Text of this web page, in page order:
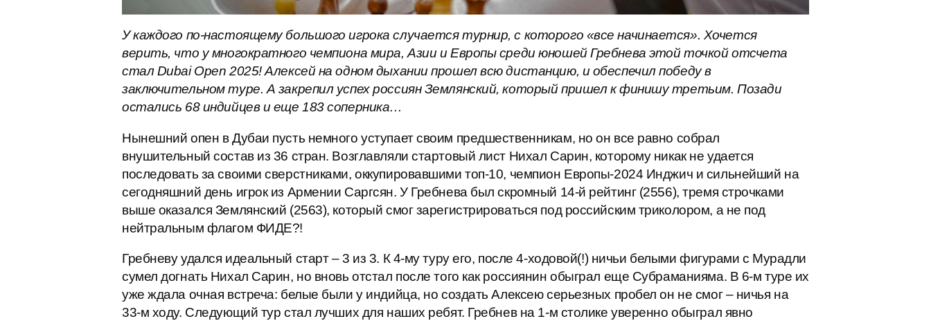
У каждого по-настоящему большого игрока случается турнир, с которого «все начинается». Хочется
верить, что у многократного чемпиона мира, Азии и Европы среди юношей Гребнева этой точкой отсчета
стал Dubai Open 2025! Алексей на одном дыхании прошел всю дистанцию, и обеспечил победу в
заключительном туре. А закрепил успех россиян Землянский, который пришел к финишу третьим. Позади
остались 68 индийцев и еще 183 соперника…
Нынешний опен в Дубаи пусть немного уступает своим предшественникам, но он все равно собрал
внушительный состав из 36 стран. Возглавляли стартовый лист Нихал Сарин, которому никак не удается
последовать за своими сверстниками, оккупировавшими топ-10, чемпион Европы-2024 Инджич и сильнейший на
сегодняшний день игрок из Армении Саргсян. У Гребнева был скромный 14-й рейтинг (2556), тремя строчками
выше оказался Землянский (2563), который смог зарегистрироваться под российским триколором, а не под
нейтральным флагом ФИДЕ?!
Гребневу удался идеальный старт – 3 из 3. К 4-му туру его, после 4-ходовой(!) ничьи белыми фигурами с Мурадли
сумел догнать Нихал Сарин, но вновь отстал после того как россиянин обыграл еще Субраманияма. В 6-м туре их
уже ждала очная встреча: белые были у индийца, но создать Алексею серьезных пробел он не смог – ничья на
33-м ходу. Следующий тур стал лучших для наших ребят. Гребнев на 1-м столике уверенно обыграл явно